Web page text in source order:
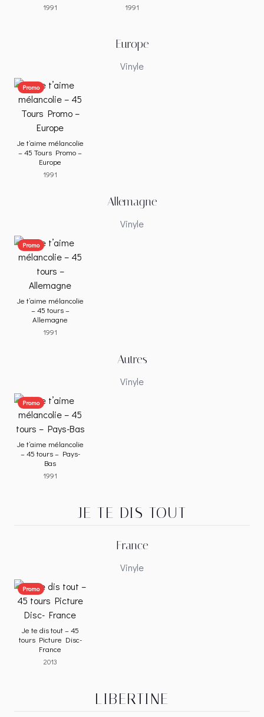
1991 1991
Europe
Vinyle
Promo
Je t’aime mélancolie
– 45 Tours Promo –
Europe
1991
Allemagne
Vinyle
Promo
Je t’aime mélancolie
– 45 tours –
Allemagne
1991
Autres
Vinyle
Promo
Je t’aime mélancolie
– 45 tours – Pays-
Bas
1991
JE TE DIS TOUT
France
Vinyle
Promo
Je te dis tout – 45
tours Picture Disc-
France
2013
LIBERTINE